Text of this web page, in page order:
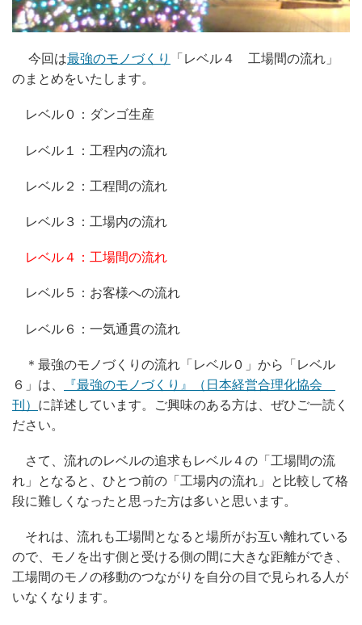
今回は最強のモノづくり
「レベル４ 工場間の流れ」
のまとめをいたします。
レベル０：ダンゴ生産
レベル１：工程内の流れ
レベル２：工程間の流れ
レベル３：工場内の流れ
レベル４：工場間の流れ
レベル５：お客様への流れ
レベル６：一気通貫の流れ
＊最強のモノづくりの流れ「レベル０」から「レベル
６」は、
『最強のモノづくり』（日本経営合理化協会
刊） に詳述しています。ご興味のある方は、ぜひご一読く
ださい。
さて、流れのレベルの追求もレベル４の「工場間の流
れ」となると、ひとつ前の「工場内の流れ」と比較して格
段に難しくなったと思った方は多いと思います。
それは、流れも工場間となると場所がお互い離れている
ので、モノを出す側と受ける側の間に大きな距離ができ、
工場間のモノの移動のつながりを自分の目で見られる人が
いなくなります。